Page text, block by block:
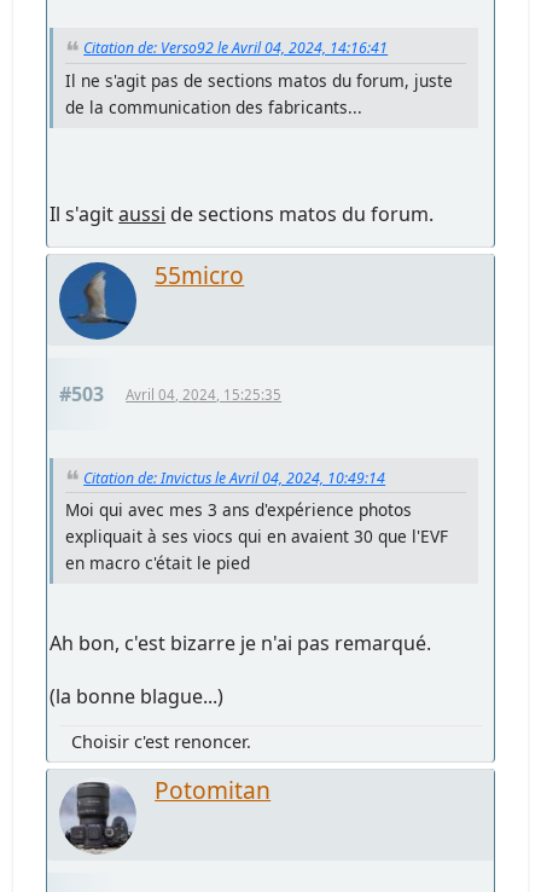
Citation de: Verso92 le Avril 04, 2024, 14:16:41
Il ne s'agit pas de sections matos du forum, juste
de la communication des fabricants...
Il s'agitaussi de sections matos du forum.
55micro
#503 Avril 04, 2024, 15:25:35
Citation de: Invictus le Avril 04, 2024, 10:49:14
Moi qui avec mes 3 ans d'expérience photos
expliquait à ses viocs qui en avaient 30 que l'EVF
en macro c'était le pied
Ah bon, c'est bizarre je n'ai pas remarqué.
(la bonne blague...)
Choisir c'est renoncer.
Potomitan